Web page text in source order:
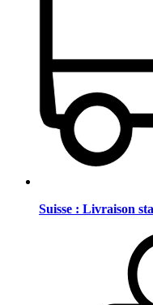
Suisse : Livraison